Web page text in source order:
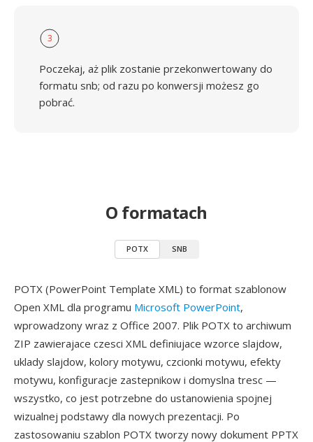
3
Poczekaj, aż plik zostanie przekonwertowany do
formatu snb; od razu po konwersji możesz go
pobrać.
O formatach
POTX SNB
POTX (PowerPoint Template XML) to format szablonow
Open XML dla programu Microsoft PowerPoint,
wprowadzony wraz z Office 2007. Plik POTX to archiwum
ZIP zawierajace czesci XML definiujace wzorce slajdow,
uklady slajdow, kolory motywu, czcionki motywu, efekty
motywu, konfiguracje zastepnikow i domyslna tresc —
wszystko, co jest potrzebne do ustanowienia spojnej
wizualnej podstawy dla nowych prezentacji. Po
zastosowaniu szablon POTX tworzy nowy dokument PPTX